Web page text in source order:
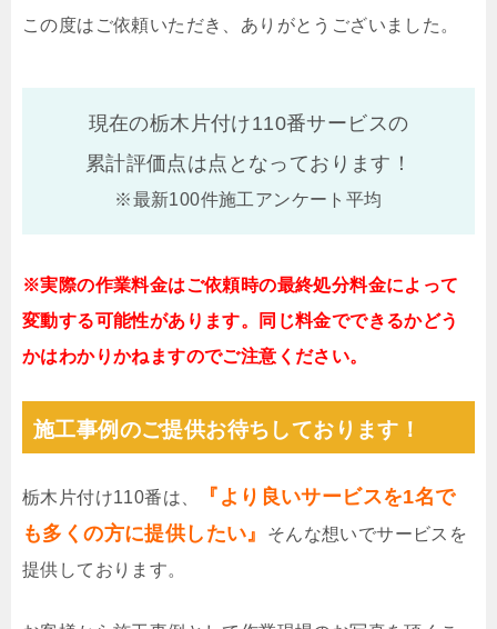
この度はご依頼いただき、ありがとうございました。
現在の栃木片付け110番サービスの
累計評価点は点となっております！
※最新100件施工アンケート平均
※実際の作業料金はご依頼時の最終処分料金によって
変動する可能性があります。同じ料金でできるかどう
かはわかりかねますのでご注意ください。
施工事例のご提供お待ちしております！
栃木片付け110番は、
『より良いサービスを1名で
も多くの方に提供したい』
そんな想いでサービスを
提供しております。